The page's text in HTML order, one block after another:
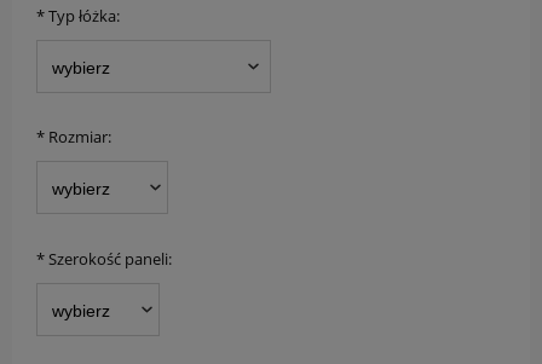
*Typ łóżka:
* Rozmiar:
* Szerokość paneli: